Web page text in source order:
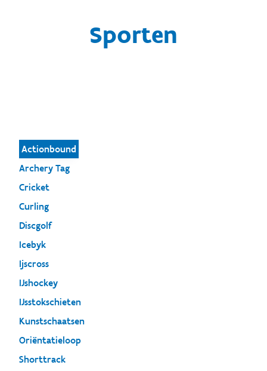
Sporten
Actionbound
Archery Tag
Cricket
Curling
Discgolf
Icebyk
Ijscross
IJshockey
IJsstokschieten
Kunstschaatsen
Oriëntatieloop
Shorttrack